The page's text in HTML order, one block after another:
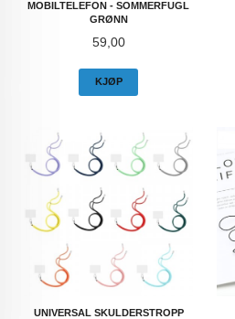
MOBILTELEFON - SOMMERFUGL
GRØNN
Pris
59,00
KJØP
UNIVERSAL SKULDERSTROPP